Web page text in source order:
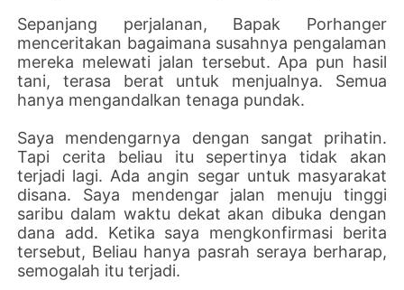
Sepanjang perjalanan, Bapak Porhanger
menceritakan bagaimana susahnya pengalaman
mereka melewati jalan tersebut. Apa pun hasil
tani, terasa berat untuk menjualnya. Semua
hanya mengandalkan tenaga pundak.
Saya mendengarnya dengan sangat prihatin.
Tapi cerita beliau itu sepertinya tidak akan
terjadi lagi. Ada angin segar untuk masyarakat
disana. Saya mendengar jalan menuju tinggi
saribu dalam waktu dekat akan dibuka dengan
dana add. Ketika saya mengkonfirmasi berita
tersebut, Beliau hanya pasrah seraya berharap,
semogalah itu terjadi.